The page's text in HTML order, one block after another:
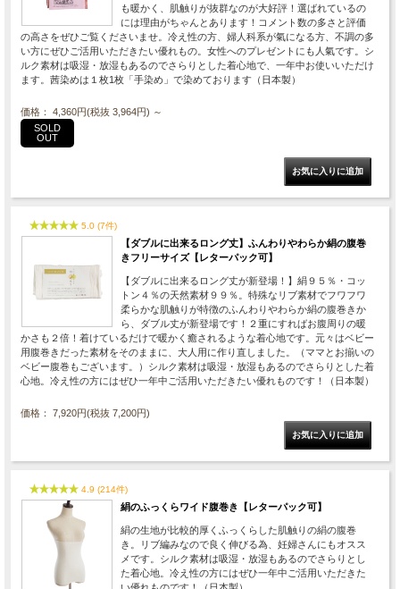
も暖かく、肌触りが抜群なのが大好評！選ばれているの
には理由がちゃんとあります！コメント数の多さと評価
の高さをぜひご覧くださいませ。冷え性の方、婦人科系が氣になる方、不調の多
い方にぜひご活用いただきたい優れもの。女性へのプレゼントにも人氣です。シ
ルク素材は吸湿・放湿もあるのでさらりとした着心地で、一年中お使いいただけ
ます。茜染めは１枚1枚「手染め」で染めております（日本製）
価格： 4,360円(税抜 3,964円) ～
SOLD
OUT
5.0 (7件)
【ダブルに出来るロング丈】ふんわりやわらか絹の腹巻
きフリーサイズ【レターパック可】
【ダブルに出来るロング丈が新登場！】絹９５％・コッ
トン４％の天然素材９９％。特殊なリブ素材でフワフワ
柔らかな肌触りが特徴のふんわりやわらか絹の腹巻きか
ら、ダブル丈が新登場です！２重にすればお腹周りの暖
かさも２倍！着けているだけで暖かく癒されるような着心地です。元々はベビー
用腹巻きだった素材をそのままに、大人用に作り直しました。（ママとお揃いの
ベビー腹巻もございます。）シルク素材は吸湿・放湿もあるのでさらりとした着
心地。冷え性の方にはぜひ一年中ご活用いただきたい優れものです！（日本製）
価格： 7,920円(税抜 7,200円)
4.9 (214件)
絹のふっくらワイド腹巻き【レターパック可】
絹の生地が比較的厚くふっくらした肌触りの絹の腹巻
き。リブ編みなので良く伸びる為、妊婦さんにもオスス
メです。シルク素材は吸湿・放湿もあるのでさらりとし
た着心地。冷え性の方にはぜひ一年中ご活用いただきた